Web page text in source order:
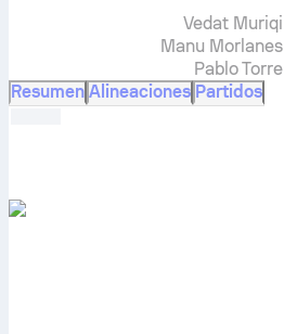
Vedat Muriqi
Manu Morlanes
Pablo Torre
Resumen Alineaciones Partidos